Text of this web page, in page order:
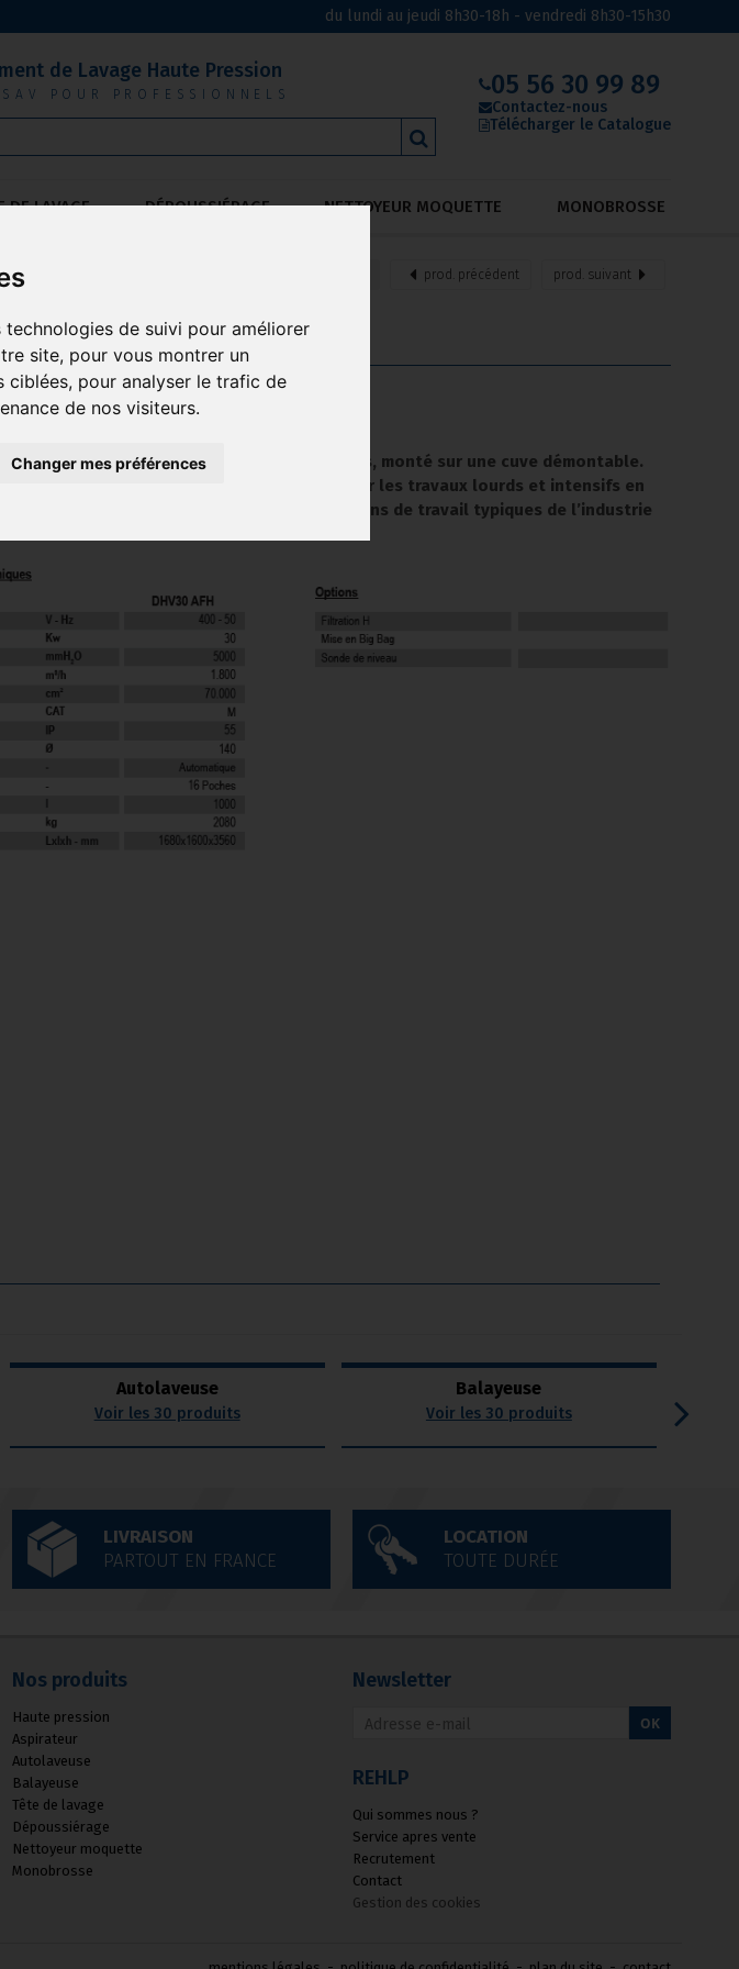
de suivi pour améliorer
site, pour vous montrer un
ciblées, pour analyser le trafic de
de nos visiteurs.
Changer mes préférences
du lundi au jeudi 8h30-18h - vendredi 8h30-15h30
de Lavage Haute Pression
POUR PROFESSIONNELS 05 56 30 99 89
Contactez-nous
Télécharger le Catalogue
DE LAVAGE DÉPOUSSIÉRAGE NETTOYEUR MOQUETTE MONOBROSSE
prod. précédent prod. suivant
MASTERVAC
mobile très puissant avec pompe à lobes, monté sur une cuve démontable.
d’aspiration exceptionnelle le rend idéal pour les travaux lourds et intensifs en
quantités de produits à aspirer, conditions de travail typiques de l’industrie
Autolaveuse
Voir les 30 produits
Balayeuse
Voir les 30 produits
LIVRAISON
PARTOUT EN FRANCE
LOCATION
TOUTE DURÉE
Nos produits
Haute pression
Aspirateur
Autolaveuse
Balayeuse
Tête de lavage
Dépoussiérage
Nettoyeur moquette
Monobrosse
Newsletter
OK
REHLP
Qui sommes nous ?
Service apres vente
Recrutement
Contact
Gestion des cookies